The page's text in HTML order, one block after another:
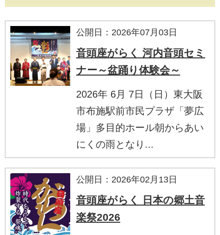
公開日：2026年07月03日
音頭座がらく 河内音頭セミ
ナー～盆踊り体験会～
2026年 6月 7日（日）東大阪
市布施駅前市民プラザ「夢広
場」多目的ホール朝からあい
にくの雨となり...
公開日：2026年02月13日
音頭座がらく 日本の郷土音
楽祭2026